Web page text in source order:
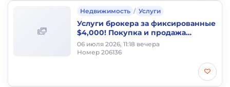
Недвижимость / Услуги
Услуги брокера за фиксированные
$4,000! Покупка и продажа
недвижимости в GTA
06 июля 2026, 11:18 вечера
Номер 206136